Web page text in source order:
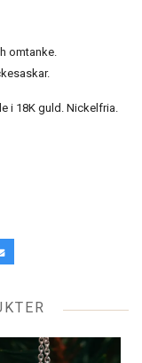
omtanke.
i 18K guld. Nickelfria.